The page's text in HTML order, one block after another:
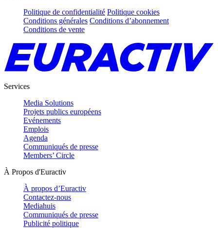
Politique de confidentialité Politique cookies
Conditions générales Conditions d’abonnement
Conditions de vente
Services
Media Solutions
Projets publics européens
Evénements
Emplois
Agenda
Communiqués de presse
Members’ Circle
À Propos d'Euractiv
À propos d’Euractiv
Contactez-nous
Mediahuis
Communiqués de presse
Publicité politique